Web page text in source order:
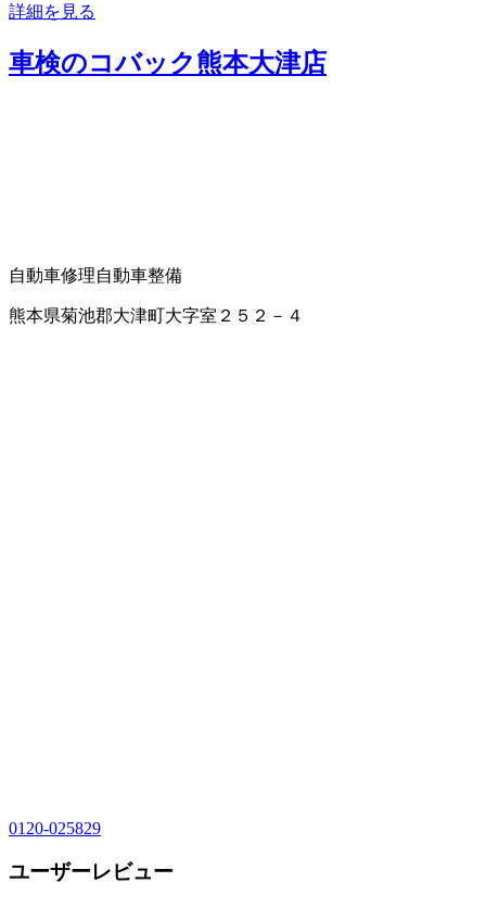
詳細を見る
車検のコバック熊本大津店
自動車修理自動車整備
熊本県菊池郡大津町大字室２５２－４
0120-025829
ユーザーレビュー